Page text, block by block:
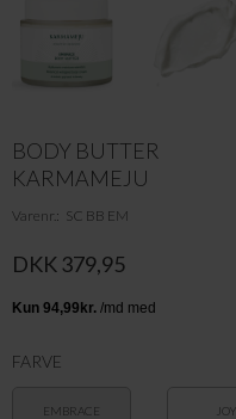
BODY BUTTER
KARMAMEJU
Varenr. SC BB EM
DKK 379,95
FARVE
EMBRACE JOY